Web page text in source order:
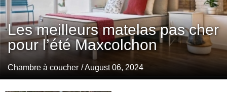
Les meilleurs matelas pas cher
pour l’été Maxcolchon
Chambre à coucher / August 06, 2024